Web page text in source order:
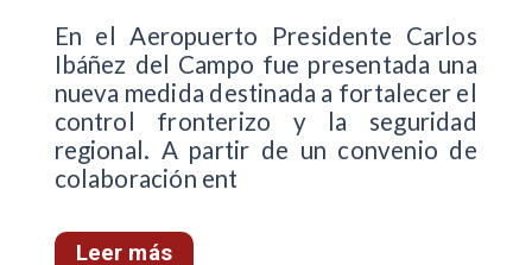
En el Aeropuerto Presidente Carlos
Ibáñez del Campo fue presentada una
nueva medida destinada a fortalecer el
control fronterizo y la seguridad
regional. A partir de un convenio de
colaboración ent
Leer más